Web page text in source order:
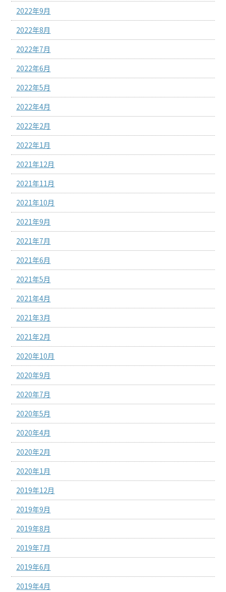
2022年9月
2022年8月
2022年7月
2022年6月
2022年5月
2022年4月
2022年2月
2022年1月
2021年12月
2021年11月
2021年10月
2021年9月
2021年7月
2021年6月
2021年5月
2021年4月
2021年3月
2021年2月
2020年10月
2020年9月
2020年7月
2020年5月
2020年4月
2020年2月
2020年1月
2019年12月
2019年9月
2019年8月
2019年7月
2019年6月
2019年4月